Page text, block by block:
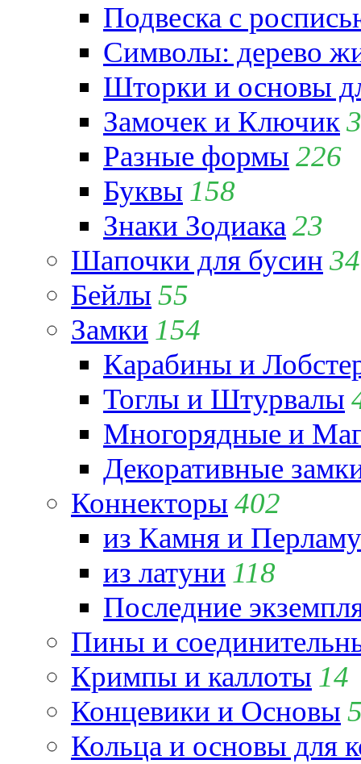
Подвеска с
Символы: дерево
Шторки и основы
Замочек и Ключик
Разные формы 226
Буквы 158
Знаки Зодиака 23
Шапочки для бусин 34
Бейлы 55
Замки 154
Карабины и
Тоглы и Штурвалы
Многорядные и
Декоративные
Коннекторы 402
из Камня и
из латуни 118
Последние
Пины и
Кримпы и каллоты 14
Концевики и Основы
Кольца и основы для